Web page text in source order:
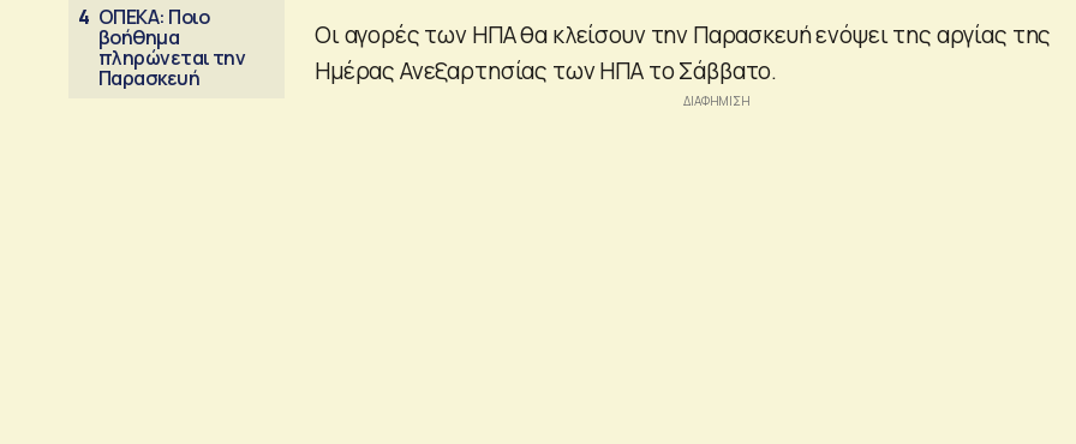
4 ΟΠΕΚΑ: Ποιο
βοήθημα
πληρώνεται την
Παρασκευή
Οι αγορές των ΗΠΑ θα κλείσουν την Παρασκευή ενόψει της αργίας της
Ημέρας Ανεξαρτησίας των ΗΠΑ το Σάββατο.